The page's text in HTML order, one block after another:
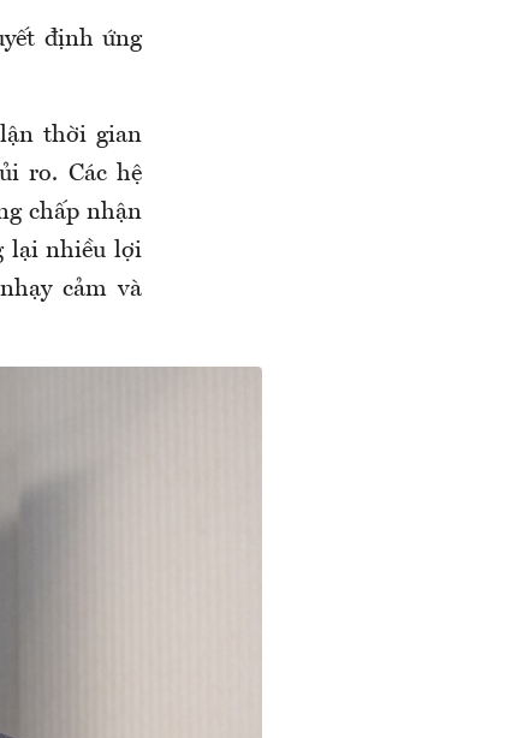
định ứng
thời gian
ro. Các hệ
chấp nhận
lại nhiều lợi
cảm và